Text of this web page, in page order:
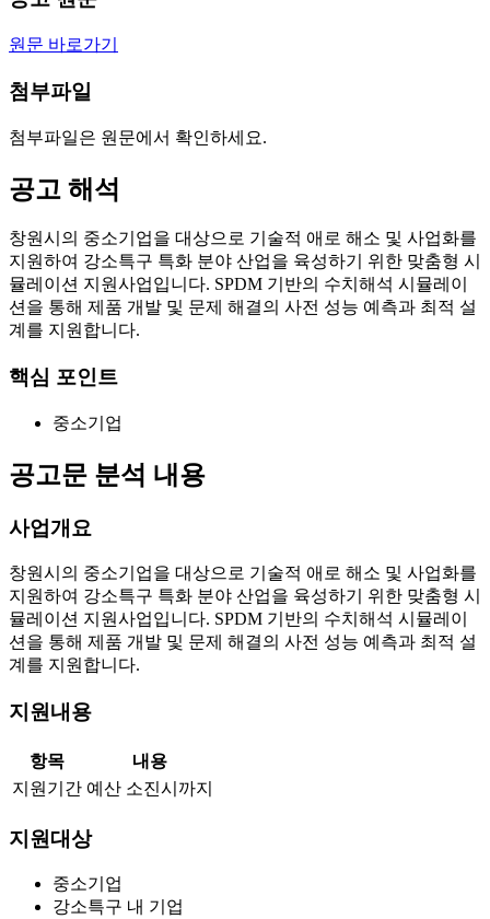
원문 바로가기
첨부파일
첨부파일은 원문에서 확인하세요.
공고 해석
창원시의 중소기업을 대상으로 기술적 애로 해소 및 사업화를
지원하여 강소특구 특화 분야 산업을 육성하기 위한 맞춤형 시
뮬레이션 지원사업입니다. SPDM 기반의 수치해석 시뮬레이
션을 통해 제품 개발 및 문제 해결의 사전 성능 예측과 최적 설
계를 지원합니다.
핵심 포인트
중소기업
공고문 분석 내용
사업개요
창원시의 중소기업을 대상으로 기술적 애로 해소 및 사업화를
지원하여 강소특구 특화 분야 산업을 육성하기 위한 맞춤형 시
뮬레이션 지원사업입니다. SPDM 기반의 수치해석 시뮬레이
션을 통해 제품 개발 및 문제 해결의 사전 성능 예측과 최적 설
계를 지원합니다.
지원내용
항목
내용
지원기간 예산 소진시까지
지원대상
중소기업
강소특구 내 기업